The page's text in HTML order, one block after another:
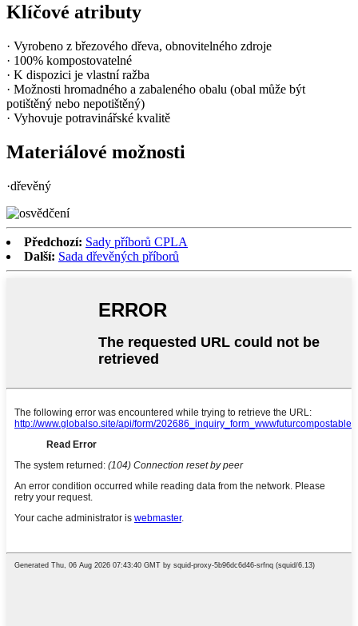
Klíčové atributy
· Vyrobeno z březového dřeva, obnovitelného zdroje
· 100% kompostovatelné
· K dispozici je vlastní ražba
· Možnosti hromadného a zabaleného obalu (obal může být
potištěný nebo nepotištěný)
· Vyhovuje potravinářské kvalitě
Materiálové možnosti
·dřevěný
Předchozí: Sady příborů CPLA
Další: Sada dřevěných příborů